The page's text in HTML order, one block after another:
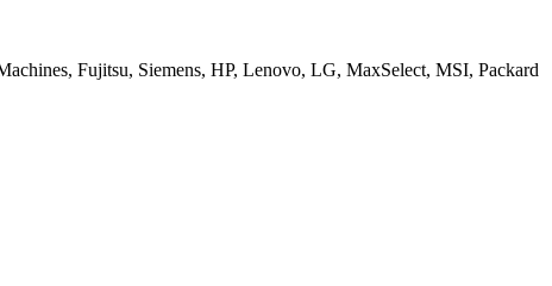
Fujitsu, Siemens, HP, Lenovo, LG, MaxSelect, MSI, Packard